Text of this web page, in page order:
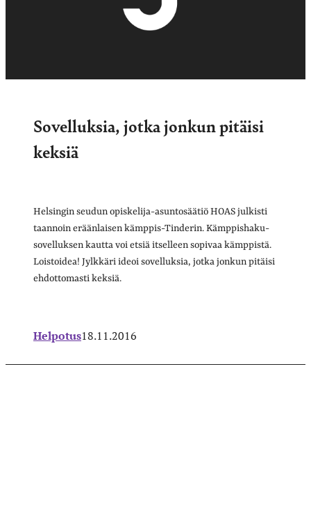
Sovelluksia, jotka jonkun pitäisi
keksiä
Helsingin seudun opiskelija-asuntosäätiö HOAS julkisti
taannoin eräänlaisen kämppis-Tinderin. Kämppishaku-
sovelluksen kautta voi etsiä itselleen sopivaa kämppistä.
Loistoidea! Jylkkäri ideoi sovelluksia, jotka jonkun pitäisi
ehdottomasti keksiä.
Helpotus18.11.2016